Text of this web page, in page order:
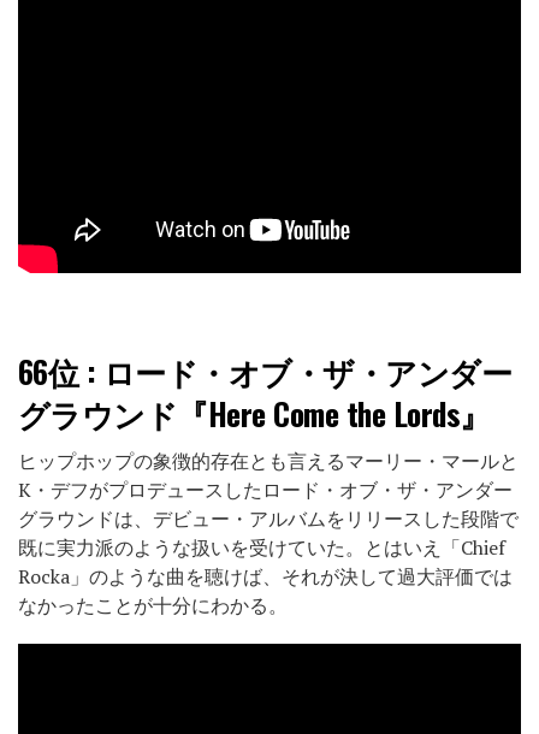
66位 : ロード・オブ・ザ・アンダー
グラウンド『Here Come the Lords』
ヒップホップの象徴的存在とも言えるマーリー・マールと
K・デフがプロデュースしたロード・オブ・ザ・アンダー
グラウンドは、デビュー・アルバムをリリースした段階で
既に実力派のような扱いを受けていた。とはいえ「Chief
Rocka」のような曲を聴けば、それが決して過大評価では
なかったことが十分にわかる。